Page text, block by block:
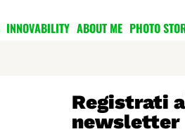
INNOVABILITY ABOUT ME PHOTO
Registrati
newsletter